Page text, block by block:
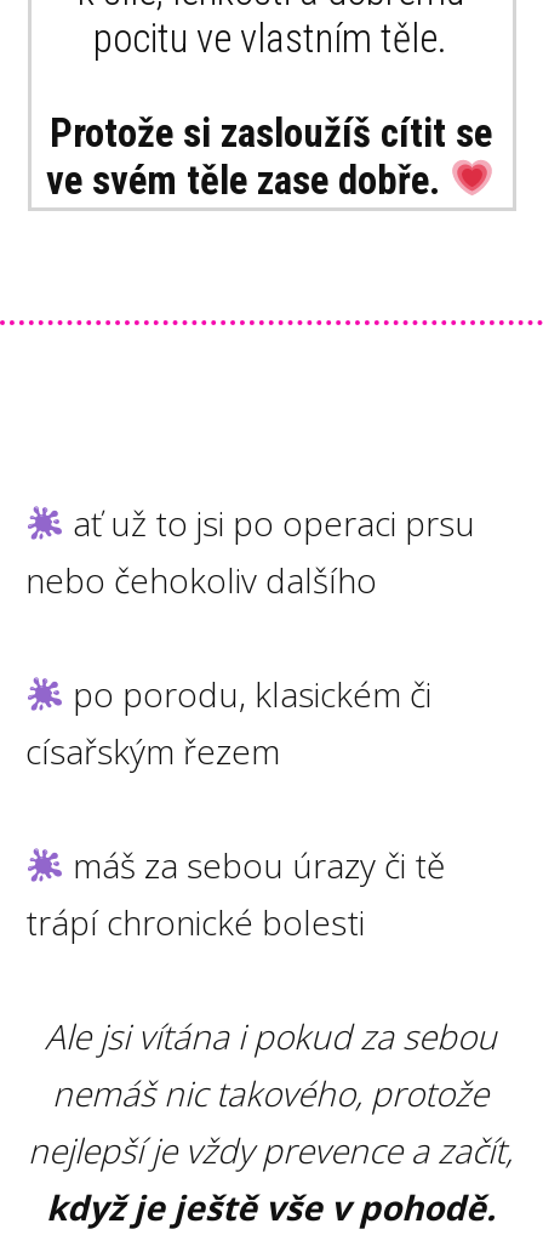
pocitu ve vlastním těle.
Protože si zasloužíš cítit se
ve svém těle zase dobře.
ať už to jsi po operaci prsu
nebo čehokoliv dalšího
po porodu, klasickém či
císařským řezem
máš za sebou úrazy či tě
trápí chronické bolesti
Ale jsi vítána i pokud za sebou
nemáš nic takového, protože
nejlepší je vždy prevence a začít,
když je ještě vše v pohodě.